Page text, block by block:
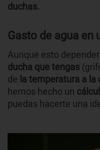
duchas.
Gasto de agua en
Aunque esto
ducha que tengas
de la temperatura a la
hemos hecho un
puedas hacerte una